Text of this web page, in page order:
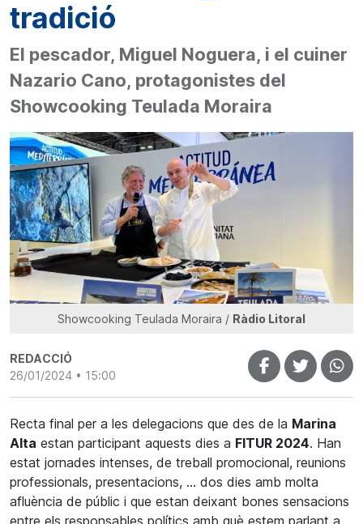
tradició
El pescador, Miguel Noguera, i el cuiner
Nazario Cano, protagonistes del
Showcooking Teulada Moraira
Showcooking Teulada Moraira / Ràdio Litoral
REDACCIÓ
26/01/2024 • 15:00
Recta final per a les delegacions que des de la Marina
Alta estan participant aquests dies a FITUR 2024. Han
estat jornades intenses, de treball promocional, reunions
professionals, presentacions, … dos dies amb molta
afluència de públic i que estan deixant bones sensacions
entre els responsables polítics amb què estem parlant a